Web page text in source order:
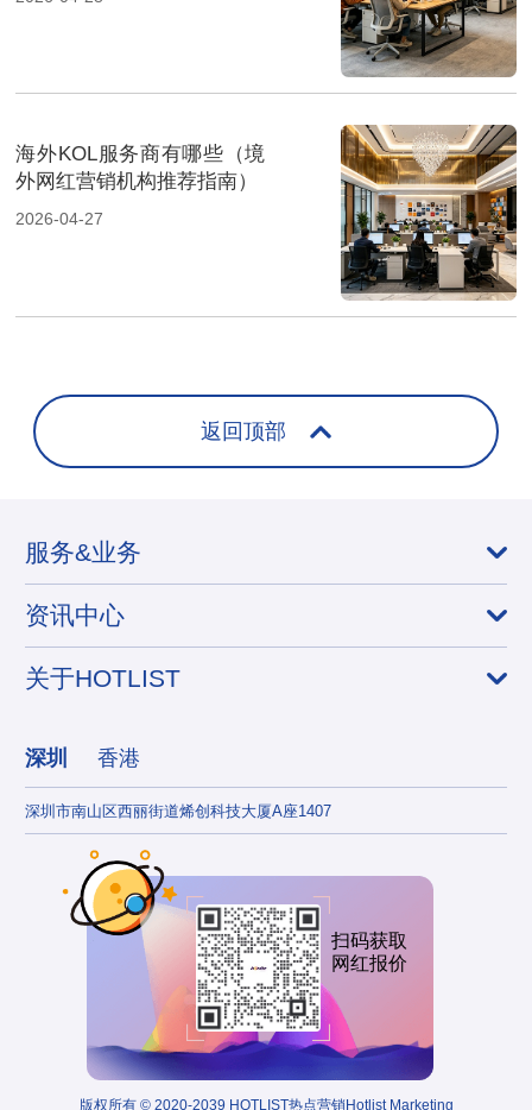
海外KOL服务商有哪些（境
外网红营销机构推荐指南）
2026-04-27
返回顶部
服务&业务
资讯中心
关于HOTLIST
深圳 香港
深圳市南山区西丽街道烯创科技大厦A座1407
扫码获取
网红报价
版权所有 © 2020-2039 HOTLIST热点营销Hotlist Marketing